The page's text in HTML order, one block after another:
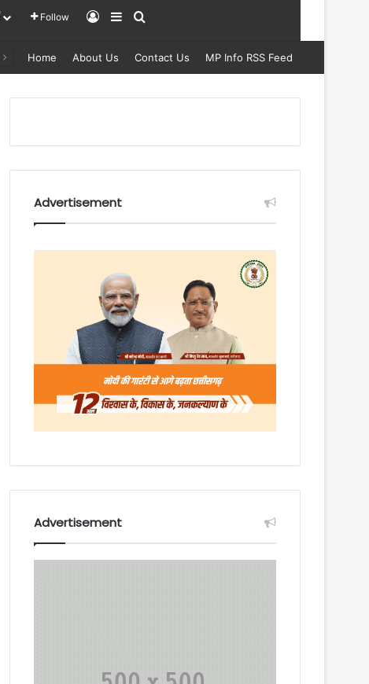
Follow Log InSidebar
Home About Us Contact Us MP Info RSS Feed
Advertisement
Advertisement